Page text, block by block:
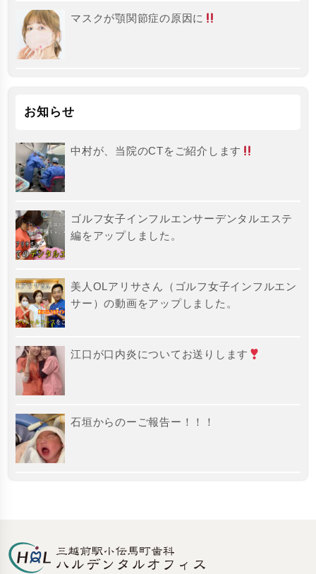
マスクが顎関節症の原因に
お知らせ
中村が、当院のCTをご紹介します
ゴルフ女子インフルエンサーデンタルエステ
編をアップしました。
美人OLアリサさん（ゴルフ女子インフルエン
サー）の動画をアップしました。
江口が口内炎についてお送りします
石垣からのーご報告ー！！！